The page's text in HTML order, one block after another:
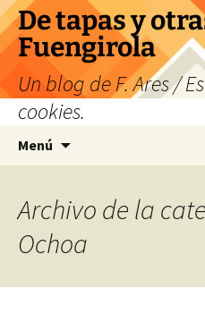
Saltar
al
contenido
De tapas y
Fuengirola
Un blog de F. Ares /
cookies.
Menú
Archivo de la
Ochoa